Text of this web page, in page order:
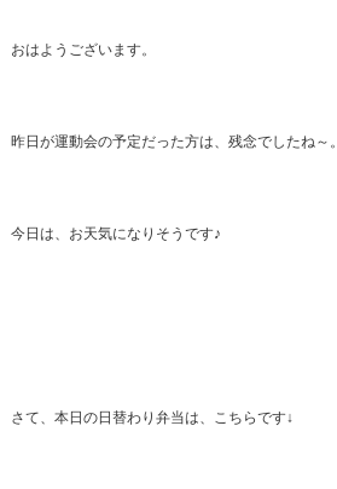
おはようございます。
昨日が運動会の予定だった方は、残念でしたね～。
今日は、お天気になりそうです♪
さて、本日の日替わり弁当は、こちらです↓